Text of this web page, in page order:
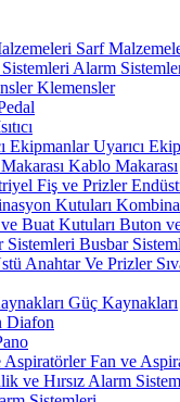
Sarf
Alarm
Klemensler
Uyarıcı
Kablo Makarası
Buton
Busbar
Güç Kaynakları
Diafon
Fan ve